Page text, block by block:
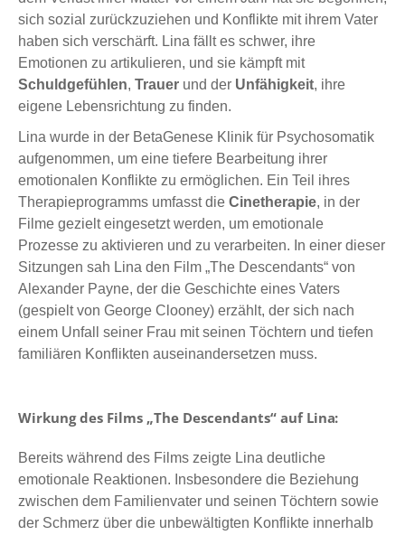
sich sozial zurückzuziehen und Konflikte mit ihrem Vater
haben sich verschärft. Lina fällt es schwer, ihre
Emotionen zu artikulieren, und sie kämpft mit
Schuldgefühlen, Trauer und der Unfähigkeit, ihre
eigene Lebensrichtung zu finden.
Lina wurde in der BetaGenese Klinik für Psychosomatik
aufgenommen, um eine tiefere Bearbeitung ihrer
emotionalen Konflikte zu ermöglichen. Ein Teil ihres
Therapieprogramms umfasst die Cinetherapie, in der
Filme gezielt eingesetzt werden, um emotionale
Prozesse zu aktivieren und zu verarbeiten. In einer dieser
Sitzungen sah Lina den Film „The Descendants“ von
Alexander Payne, der die Geschichte eines Vaters
(gespielt von George Clooney) erzählt, der sich nach
einem Unfall seiner Frau mit seinen Töchtern und tiefen
familiären Konflikten auseinandersetzen muss.
Wirkung des Films „The Descendants“ auf Lina:
Bereits während des Films zeigte Lina deutliche
emotionale Reaktionen. Insbesondere die Beziehung
zwischen dem Familienvater und seinen Töchtern sowie
der Schmerz über die unbewältigten Konflikte innerhalb